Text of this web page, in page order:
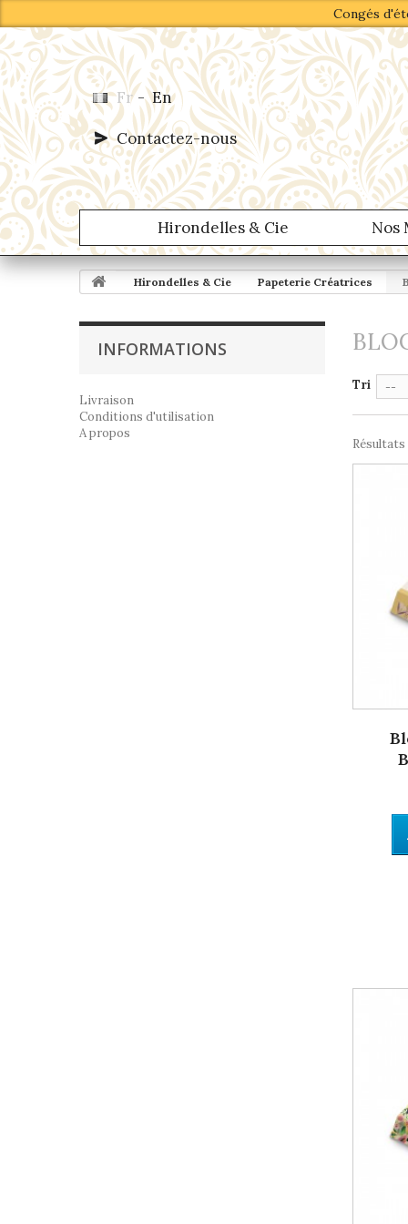
Congés
Fr - En
Contactez-nous
Hirondelles & Cie Nos
Hirondelles & Cie Papeterie Créatrices
INFORMATIONS
Livraison
Conditions d'utilisation
A propos
Tri --
Résultats